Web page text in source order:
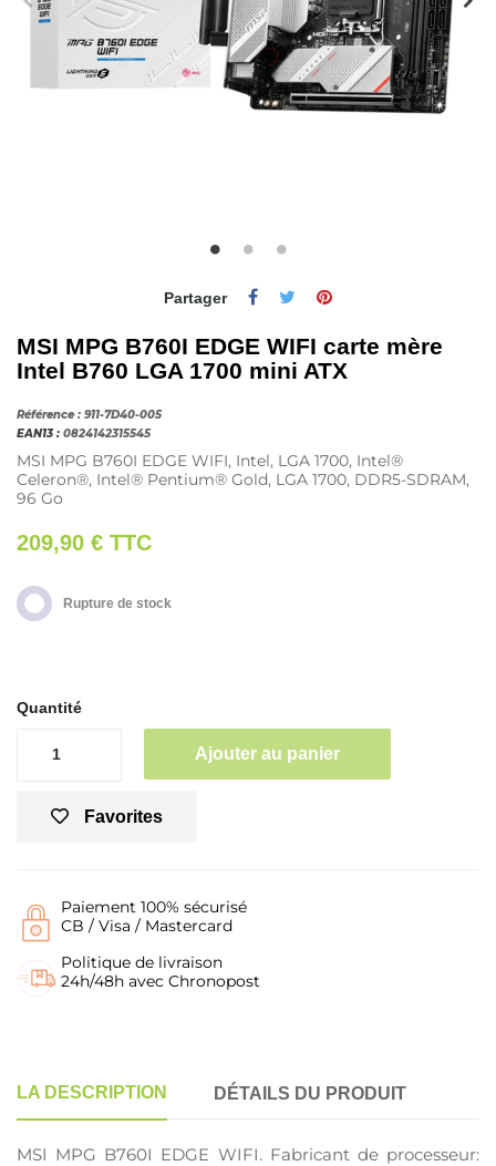
Partager
MSI MPG B760I EDGE WIFI carte mère
Intel B760 LGA 1700 mini ATX
Référence : 911-7D40-005
EAN13 : 0824142315545
MSI MPG B760I EDGE WIFI, Intel, LGA 1700, Intel®
Celeron®, Intel® Pentium® Gold, LGA 1700, DDR5-SDRAM,
96 Go
209,90 € TTC
Rupture de stock
Quantité
Ajouter au panier
Favorites
Paiement 100% sécurisé
CB / Visa / Mastercard
Politique de livraison
24h/48h avec Chronopost
LA DESCRIPTION DÉTAILS DU PRODUIT
MSI MPG B760I EDGE WIFI. Fabricant de processeur: